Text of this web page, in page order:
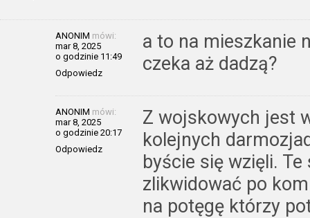
ANONIM mówi:
mar 8, 2025
o godzinie 11:49
Odpowiedz
a to na mieszkanie
czeka aż dadzą?
ANONIM mówi:
mar 8, 2025
o godzinie 20:17
Odpowiedz
Z wojskowych jest
kolejnych
byście się wzięli.
zlikwidować po
na potęgę którzy